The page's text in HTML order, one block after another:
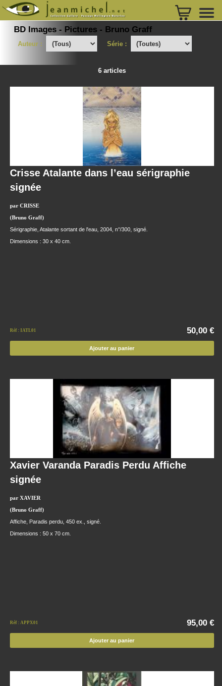
BD Images - Pictures - Bruno Graff
Auteur : Série :
6 articles
Crisse Atalante dans l’eau sérigraphie
signée
par CRISSE
(Bruno Graff)
Sérigraphie, Atalante sortant de l'eau, 2004, n°/300, signé.
Dimensions : 30 x 40 cm.
Réf : IATL01 50,00 €
Ajouter au panier
Xavier Varanda Paradis Perdu Affiche
signée
par XAVIER
(Bruno Graff)
Affiche, Paradis perdu, 450 ex., signé.
Dimensions : 50 x 70 cm.
Réf : APPX01 95,00 €
Ajouter au panier